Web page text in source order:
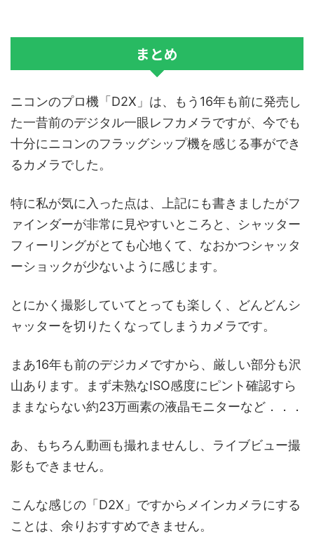
まとめ
ニコンのプロ機「D2X」は、もう16年も前に発売し
た一昔前のデジタル一眼レフカメラですが、今でも
十分にニコンのフラッグシップ機を感じる事ができ
るカメラでした。
特に私が気に入った点は、上記にも書きましたがフ
ァインダーが非常に見やすいところと、シャッター
フィーリングがとても心地くて、なおかつシャッタ
ーショックが少ないように感じます。
とにかく撮影していてとっても楽しく、どんどんシ
ャッターを切りたくなってしまうカメラです。
まあ16年も前のデジカメですから、厳しい部分も沢
山あります。まず未熟なISO感度にピント確認すら
ままならない約23万画素の液晶モニターなど．．．
あ、もちろん動画も撮れませんし、ライブビュー撮
影もできません。
こんな感じの「D2X」ですからメインカメラにする
ことは、余りおすすめできません。